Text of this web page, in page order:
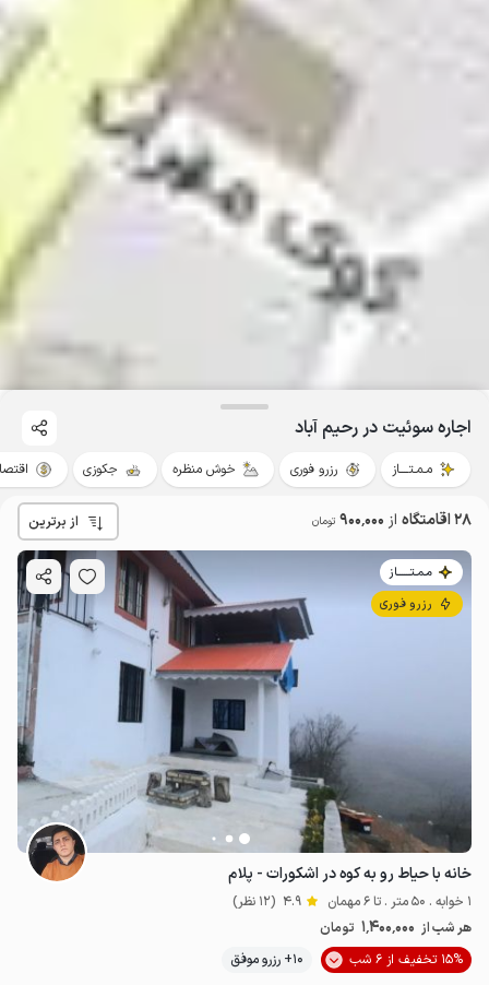
اجاره سوئیت در رحیم آباد
مـمـتــــاز رزرو فوری خوش منظره جکوزی
28 اقامتگاه از 900٬000 تومان از برترین
مـمـتــــــاز
رزرو فوری
خانه با حیاط رو به کوه در اشکورات - پلام
1 خوابه . 50 متر . تا 6 مهمان 4.9 (12 نظر)
هر شب از 1٬400٬000 تومان
15% تخفیف از 6 شب
10+ رزرو موفق